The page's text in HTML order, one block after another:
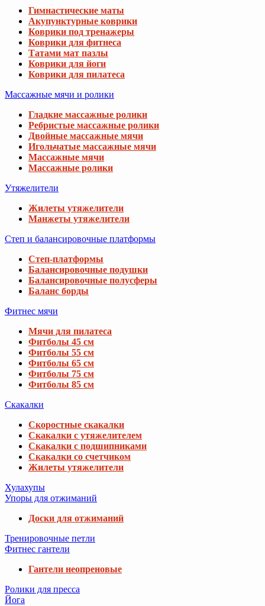
Гимнастические маты
Акупунктурные коврики
Коврики под тренажеры
Коврики для фитнеса
Татами мат пазлы
Коврики для йоги
Коврики для пилатеса
Массажные мячи и ролики
Гладкие массажные ролики
Ребристые массажные ролики
Двойные массажные мячи
Игольчатые массажные мячи
Массажные мячи
Массажные ролики
Утяжелители
Жилеты утяжелители
Манжеты утяжелители
Степ и балансировочные платформы
Степ-платформы
Балансировочные подушки
Балансировочные полусферы
Баланс борды
Фитнес мячи
Мячи для пилатеса
Фитболы 45 см
Фитболы 55 см
Фитболы 65 см
Фитболы 75 см
Фитболы 85 см
Скакалки
Скоростные скакалки
Скакалки с утяжелителем
Скакалки с подшипниками
Скакалки со счетчиком
Жилеты утяжелители
Хулахупы
Упоры для отжиманий
Доски для отжиманий
Тренировочные петли
Фитнес гантели
Гантели неопреновые
Ролики для пресса
Йога